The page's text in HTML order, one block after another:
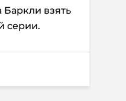
взять
серии.